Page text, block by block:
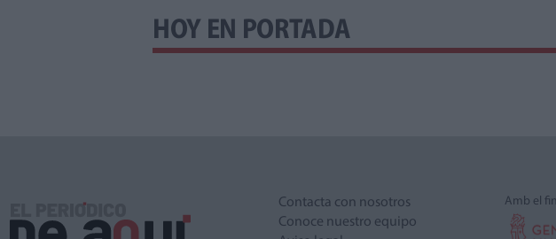
HOY EN PORTADA
Contacta con nosotros
Conoce nuestro equipo
Amb el